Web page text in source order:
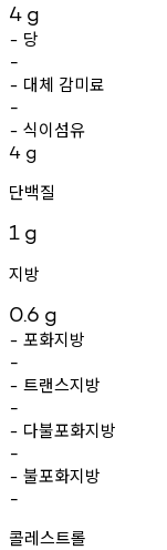
4 g
- 당
-
- 대체 감미료
-
- 식이섬유
4 g
단백질
1 g
지방
0.6 g
- 포화지방
-
- 트랜스지방
-
- 다불포화지방
-
- 불포화지방
-
콜레스트롤